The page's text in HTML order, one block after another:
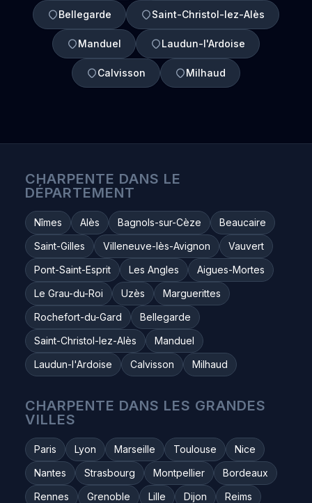
Bellegarde Saint-Christol-lez-Alès
Manduel Laudun-l'Ardoise
Calvisson Milhaud
CHARPENTE DANS LE
DÉPARTEMENT
Nîmes Alès Bagnols-sur-Cèze
Beaucaire
Saint-Gilles
Villeneuve-lès-Avignon
Vauvert
Pont-Saint-Esprit
Les Angles
Aigues-Mortes
Le Grau-du-Roi
Uzès
Marguerittes
Rochefort-du-Gard
Bellegarde
Saint-Christol-lez-Alès
Manduel
Laudun-l'Ardoise
Calvisson Milhaud
CHARPENTE DANS LES GRANDES
VILLES
Paris Lyon Marseille Toulouse
Nice
Nantes
Strasbourg Montpellier
Bordeaux
Rennes
Grenoble Lille Dijon
Reims